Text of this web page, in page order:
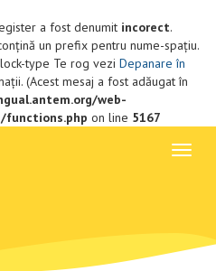
a fost denumit incorect.
un prefix pentru nume-spațiu.
type Te rog vezi Depanare în
(Acest mesaj a fost adăugat în
web-
functions.php on line 5167